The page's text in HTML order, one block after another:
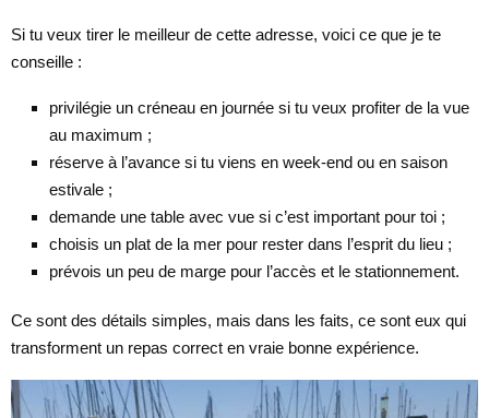
Si tu veux tirer le meilleur de cette adresse, voici ce que je te
conseille :
privilégie un créneau en journée si tu veux profiter de la vue
au maximum ;
réserve à l’avance si tu viens en week-end ou en saison
estivale ;
demande une table avec vue si c’est important pour toi ;
choisis un plat de la mer pour rester dans l’esprit du lieu ;
prévois un peu de marge pour l’accès et le stationnement.
Ce sont des détails simples, mais dans les faits, ce sont eux qui
transforment un repas correct en vraie bonne expérience.